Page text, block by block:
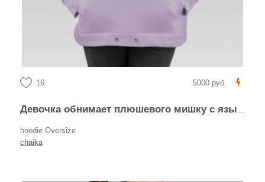
16 5000 руб.
Девочка обнимает плюшевого мишку с языком Sweety
hoodie Oversize
chaika